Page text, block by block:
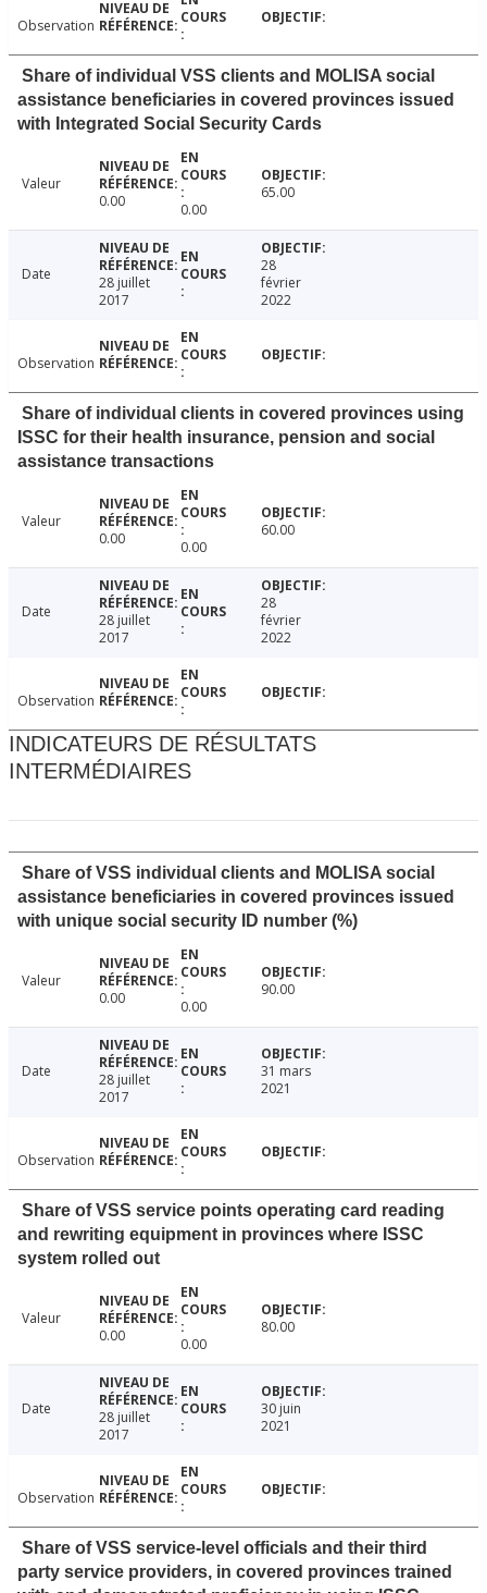
Observation
Share of individual VSS clients and MOLISA social
assistance beneficiaries in covered provinces issued
with Integrated Social Security Cards
Valeur
0.00
0.00
65.00
Date
28 juillet
2017
28
février
2022
Observation
Share of individual clients in covered provinces using
ISSC for their health insurance, pension and social
assistance transactions
Valeur
0.00
0.00
60.00
Date
28 juillet
2017
28
février
2022
Observation
INDICATEURS DE RÉSULTATS
INTERMÉDIAIRES
Share of VSS individual clients and MOLISA social
assistance beneficiaries in covered provinces issued
with unique social security ID number (%)
Valeur
0.00
0.00
90.00
Date
28 juillet
2017
31 mars
2021
Observation
Share of VSS service points operating card reading
and rewriting equipment in provinces where ISSC
system rolled out
Valeur
0.00
0.00
80.00
Date
28 juillet
2017
30 juin
2021
Observation
Share of VSS service-level officials and their third
party service providers, in covered provinces trained